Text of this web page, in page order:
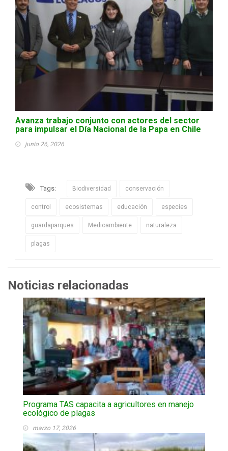
Avanza trabajo conjunto con actores del sector
para impulsar el Día Nacional de la Papa en Chile
junio 26, 2026
Tags: Biodiversidad conservación
control ecosistemas educación especies
guardaparques Medioambiente naturaleza
plagas
Noticias relacionadas
Programa TAS capacita a agricultores en manejo
ecológico de plagas
marzo 17, 2026